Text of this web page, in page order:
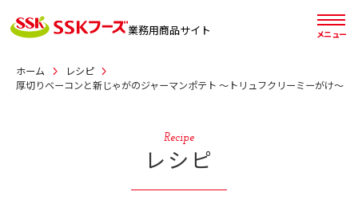
業務用商品サイト メニュー
ホーム
レシピ
厚切りベーコンと新じゃがのジャーマンポテト ～トリュフクリーミーがけ～
Recipe
レシピ